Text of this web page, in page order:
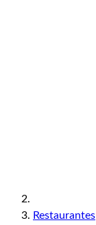
Restaurantes